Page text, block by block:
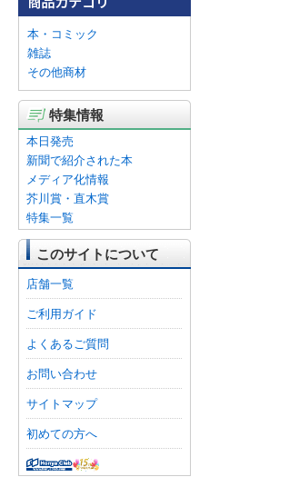
本・コミック
雑誌
その他商材
特集情報
本日発売
新聞で紹介された本
メディア化情報
芥川賞・直木賞
特集一覧
このサイトについて
店舗一覧
ご利用ガイド
よくあるご質問
お問い合わせ
サイトマップ
初めての方へ